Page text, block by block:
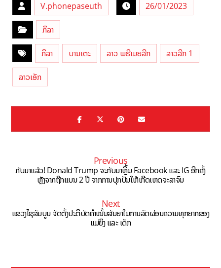
V.phonepaseuth 26/01/2023
ກິລາ
ກິລາ ບານເຕະ ລາວ ພຣີເມຍລີກ ລາວລີກ 1
ລາວເອັກ
Previous
ກັບມາແລ້ວ! Donald Trump ຈະກັບມາຫຼິ້ນ Facebook ແລະ IG ອີກຄັ້ງ
ຫຼັງຈາກຖືກແບນ 2 ປີ ຈາກການປຸກປັ່ນໃຫ້ເກີດເຫດຈະລາຈົນ
Next
ແຂວງໄຊສົມບູນ ຈັດຕັ້ງປະຕິບັດຄຳໝັ້ນສັນຍາໃນການລົດຜ່ອນຄວາມທຸກຍາກຂອງ
ແມ່ຍິງ ແລະ ເດັກ